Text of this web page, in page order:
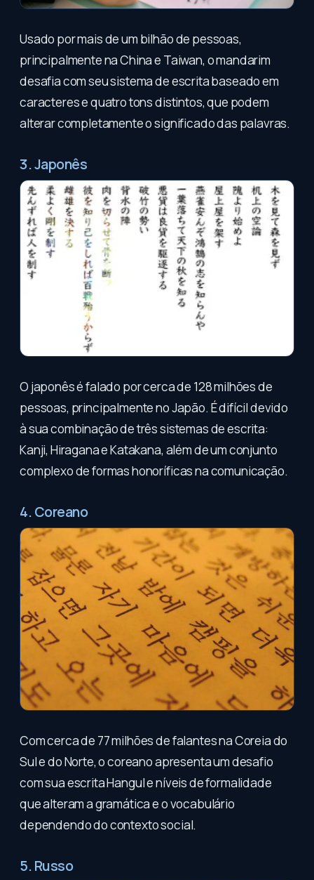
Usado por mais de um bilhão de pessoas,
principalmente na China e Taiwan, o mandarim
desafia com seu sistema de escrita baseado em
caracteres e quatro tons distintos, que podem
alterar completamente o significado das palavras.
3. Japonês
O japonês é falado por cerca de 128 milhões de
pessoas, principalmente no Japão. É difícil devido
à sua combinação de três sistemas de escrita:
Kanji, Hiragana e Katakana, além de um conjunto
complexo de formas honoríficas na comunicação.
4. Coreano
Com cerca de 77 milhões de falantes na Coreia do
Sul e do Norte, o coreano apresenta um desafio
com sua escrita Hangul e níveis de formalidade
que alteram a gramática e o vocabulário
dependendo do contexto social.
5. Russo